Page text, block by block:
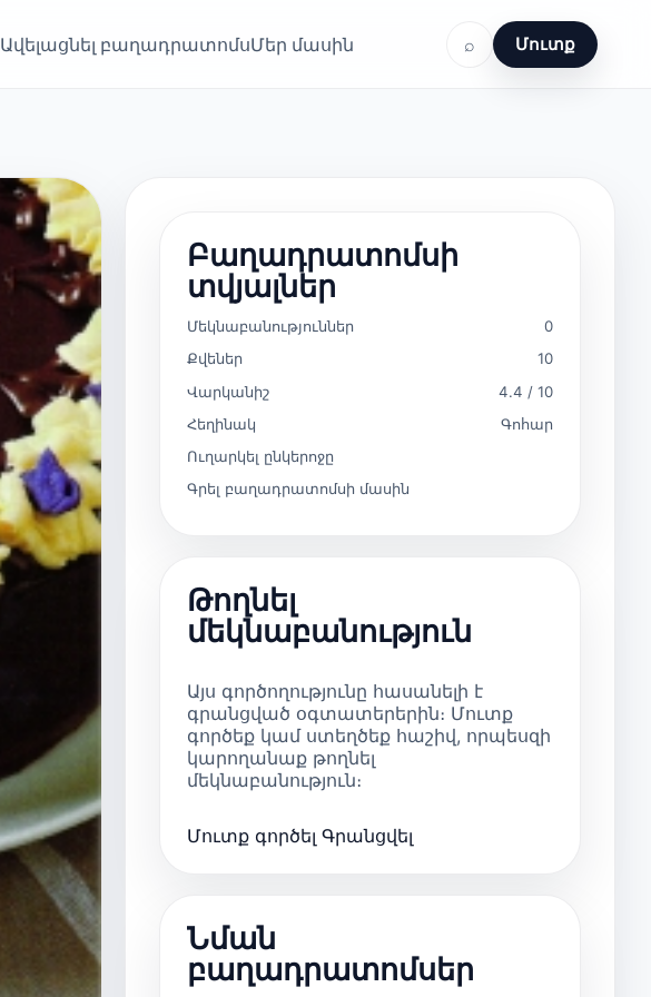
Ավելացնել բաղադրատոմսՄեր մասին ⌕ Մուտք
Բաղադրատոմսի
տվյալներ
Մեկնաբանություններ
0
Քվեներ
10
Վարկանիշ
4.4 / 10
Հեղինակ
Գոհար
Ուղարկել ընկերոջը
Գրել բաղադրատոմսի մասին
Թողնել
մեկնաբանություն
Այս գործողությունը հասանելի է
գրանցված օգտատերերին։ Մուտք
գործեք կամ ստեղծեք հաշիվ, որպեսզի
կարողանաք թողնել
մեկնաբանություն։
Մուտք գործել Գրանցվել
Նման
բաղադրատոմսեր